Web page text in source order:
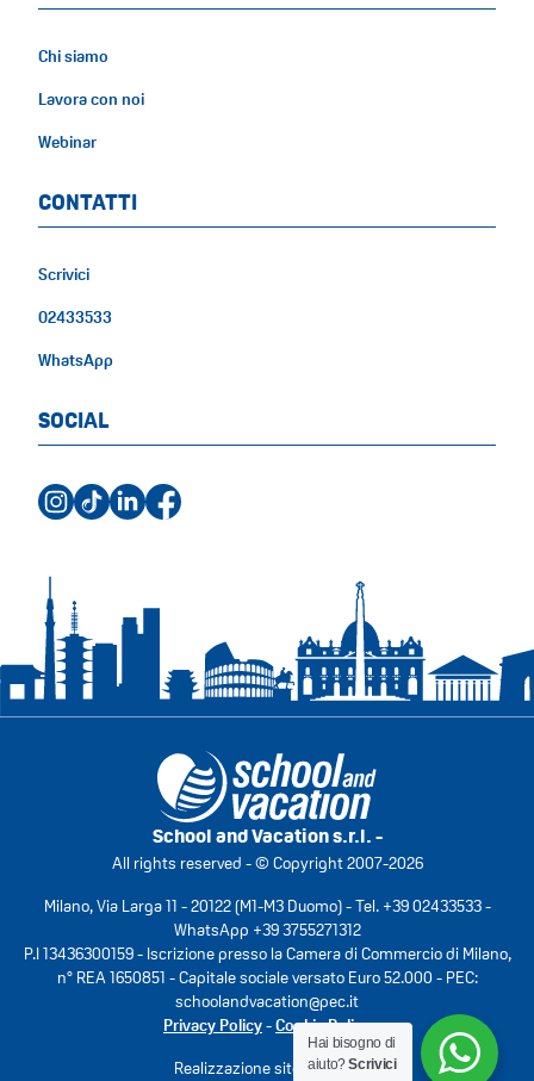
Hai bisogno di
aiuto?Scrivici
Chi siamo
Lavora con noi
Webinar
CONTATTI
Scrivici
02433533
WhatsApp
SOCIAL
School and Vacation s.r.l. -
All rights reserved - © Copyright 2007-2026
Milano, Via Larga 11 - 20122 (M1-M3 Duomo) - Tel. +39 02433533-
WhatsApp +39 3755271312
P.I 13436300159 - Iscrizione presso la Camera di Commercio di Milano,
n° REA 1650851 - Capitale sociale versato Euro 52.000 - PEC:
schoolandvacation@pec.it
Privacy Policy-Cookie Policy
Realizzazione sito: Fabrico